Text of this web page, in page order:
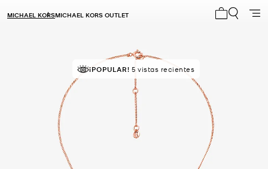
MICHAEL KORSMICHAEL KORS OUTLET
¡POPULAR! 5 vistas recientes